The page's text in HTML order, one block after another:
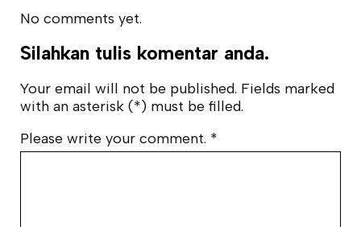
No comments yet.
Silahkan tulis komentar anda.
Your email will not be published. Fields marked
with an asterisk (*) must be filled.
Please write your comment. *